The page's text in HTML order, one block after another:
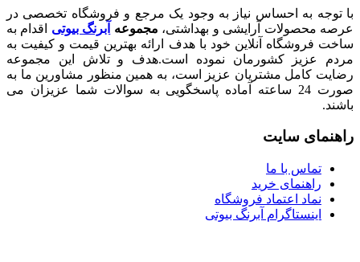
به احساس نیاز به وجود یک مرجع و فروشگاه تخصصی در
آرایشی و بهداشتی،مجموعه آبرنگ بیوتی اقدام به
آنلاین خود با هدف ارائه بهترین قیمت و کیفیت به
کشورمان نموده است.هدف و تلاش این مجموعه
مشتریان عزیز است، به همین منظور مشاورین ما به
صورت 24 ساعته آماده پاسخگویی به سوالات شما عزیزان می
سایت
با ما
خرید
اعتماد فروشگاه
آبرنگ بیوتی